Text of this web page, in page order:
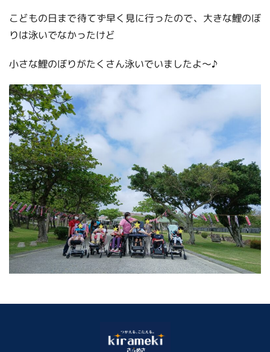
こどもの日まで待てず早く見に行ったので、大きな鯉のぼ
りは泳いでなかったけど
小さな鯉のぼりがたくさん泳いでいましたよ～♪